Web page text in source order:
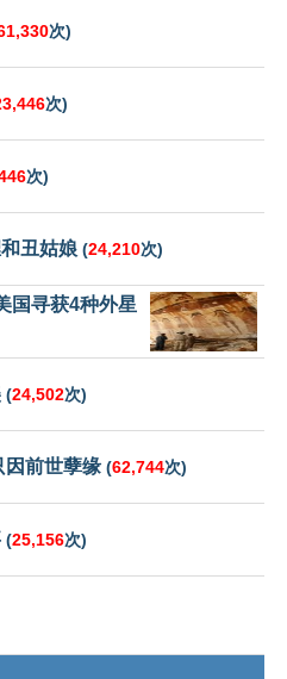
次)
次)
次)
丑姑娘 (24,210次)
国寻获4种外星
(24,502次)
因前世孽缘 (62,744次)
(25,156次)